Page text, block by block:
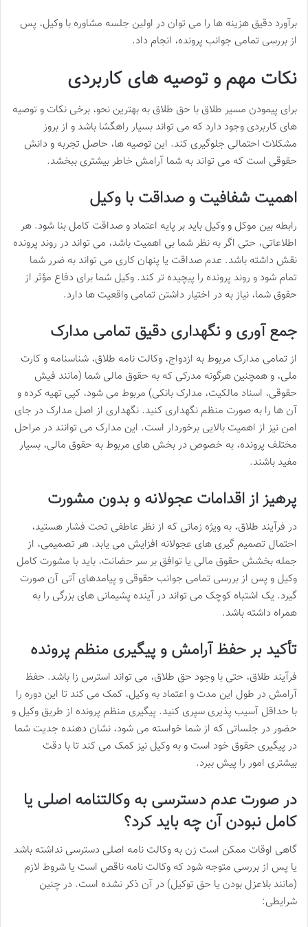
برآورد دقیق هزینه ها را می توان در اولین جلسه مشاوره با وکیل، پس
از بررسی تمامی جوانب پرونده، انجام داد.
نکات مهم و توصیه های کاربردی
برای پیمودن مسیر طلاق با حق طلاق به بهترین نحو، برخی نکات و توصیه
های کاربردی وجود دارد که می تواند بسیار راهگشا باشد و از بروز
مشکلات احتمالی جلوگیری کند. این توصیه ها، حاصل تجربه و دانش
حقوقی است که می تواند به شما آرامش خاطر بیشتری ببخشد.
اهمیت شفافیت و صداقت با وکیل
رابطه بین موکل و وکیل باید بر پایه اعتماد و صداقت کامل بنا شود. هر
اطلاعاتی، حتی اگر به نظر شما بی اهمیت باشد، می تواند در روند پرونده
نقش داشته باشد. عدم صداقت یا پنهان کاری می تواند به ضرر شما
تمام شود و روند پرونده را پیچیده تر کند. وکیل شما برای دفاع مؤثر از
حقوق شما، نیاز به در اختیار داشتن تمامی واقعیت ها دارد.
جمع آوری و نگهداری دقیق تمامی مدارک
از تمامی مدارک مربوط به ازدواج، وکالت نامه طلاق، شناسنامه و کارت
ملی، و همچنین هرگونه مدرکی که به حقوق مالی شما (مانند فیش
حقوقی، اسناد مالکیت، مدارک بانکی) مربوط می شود، کپی تهیه کرده و
آن ها را به صورت منظم نگهداری کنید. نگهداری از اصل مدارک در جای
امن نیز از اهمیت بالایی برخوردار است. این مدارک می توانند در مراحل
مختلف پرونده، به خصوص در بخش های مربوط به حقوق مالی، بسیار
مفید باشند.
پرهیز از اقدامات عجولانه و بدون مشورت
در فرآیند طلاق، به ویژه زمانی که از نظر عاطفی تحت فشار هستید،
احتمال تصمیم گیری های عجولانه افزایش می یابد. هر تصمیمی، از
جمله بخشش حقوق مالی یا توافق بر سر حضانت، باید با مشورت کامل
وکیل و پس از بررسی تمامی جوانب حقوقی و پیامدهای آتی آن صورت
گیرد. یک اشتباه کوچک می تواند در آینده پشیمانی های بزرگی را به
همراه داشته باشد.
تأکید بر حفظ آرامش و پیگیری منظم پرونده
فرآیند طلاق، حتی با وجود حق طلاق، می تواند استرس زا باشد. حفظ
آرامش در طول این مدت و اعتماد به وکیل، کمک می کند تا این دوره را
با حداقل آسیب پذیری سپری کنید. پیگیری منظم پرونده از طریق وکیل و
حضور در جلساتی که از شما خواسته می شود، نشان دهنده جدیت شما
در پیگیری حقوق خود است و به وکیل نیز کمک می کند تا با دقت
بیشتری امور را پیش ببرد.
در صورت عدم دسترسی به وکالتنامه اصلی یا
کامل نبودن آن چه باید کرد؟
گاهی اوقات ممکن است زن به وکالت نامه اصلی دسترسی نداشته باشد
یا پس از بررسی متوجه شود که وکالت نامه ناقص است یا شروط لازم
(مانند بلاعزل بودن یا حق توکیل) در آن ذکر نشده است. در چنین
شرایطی: